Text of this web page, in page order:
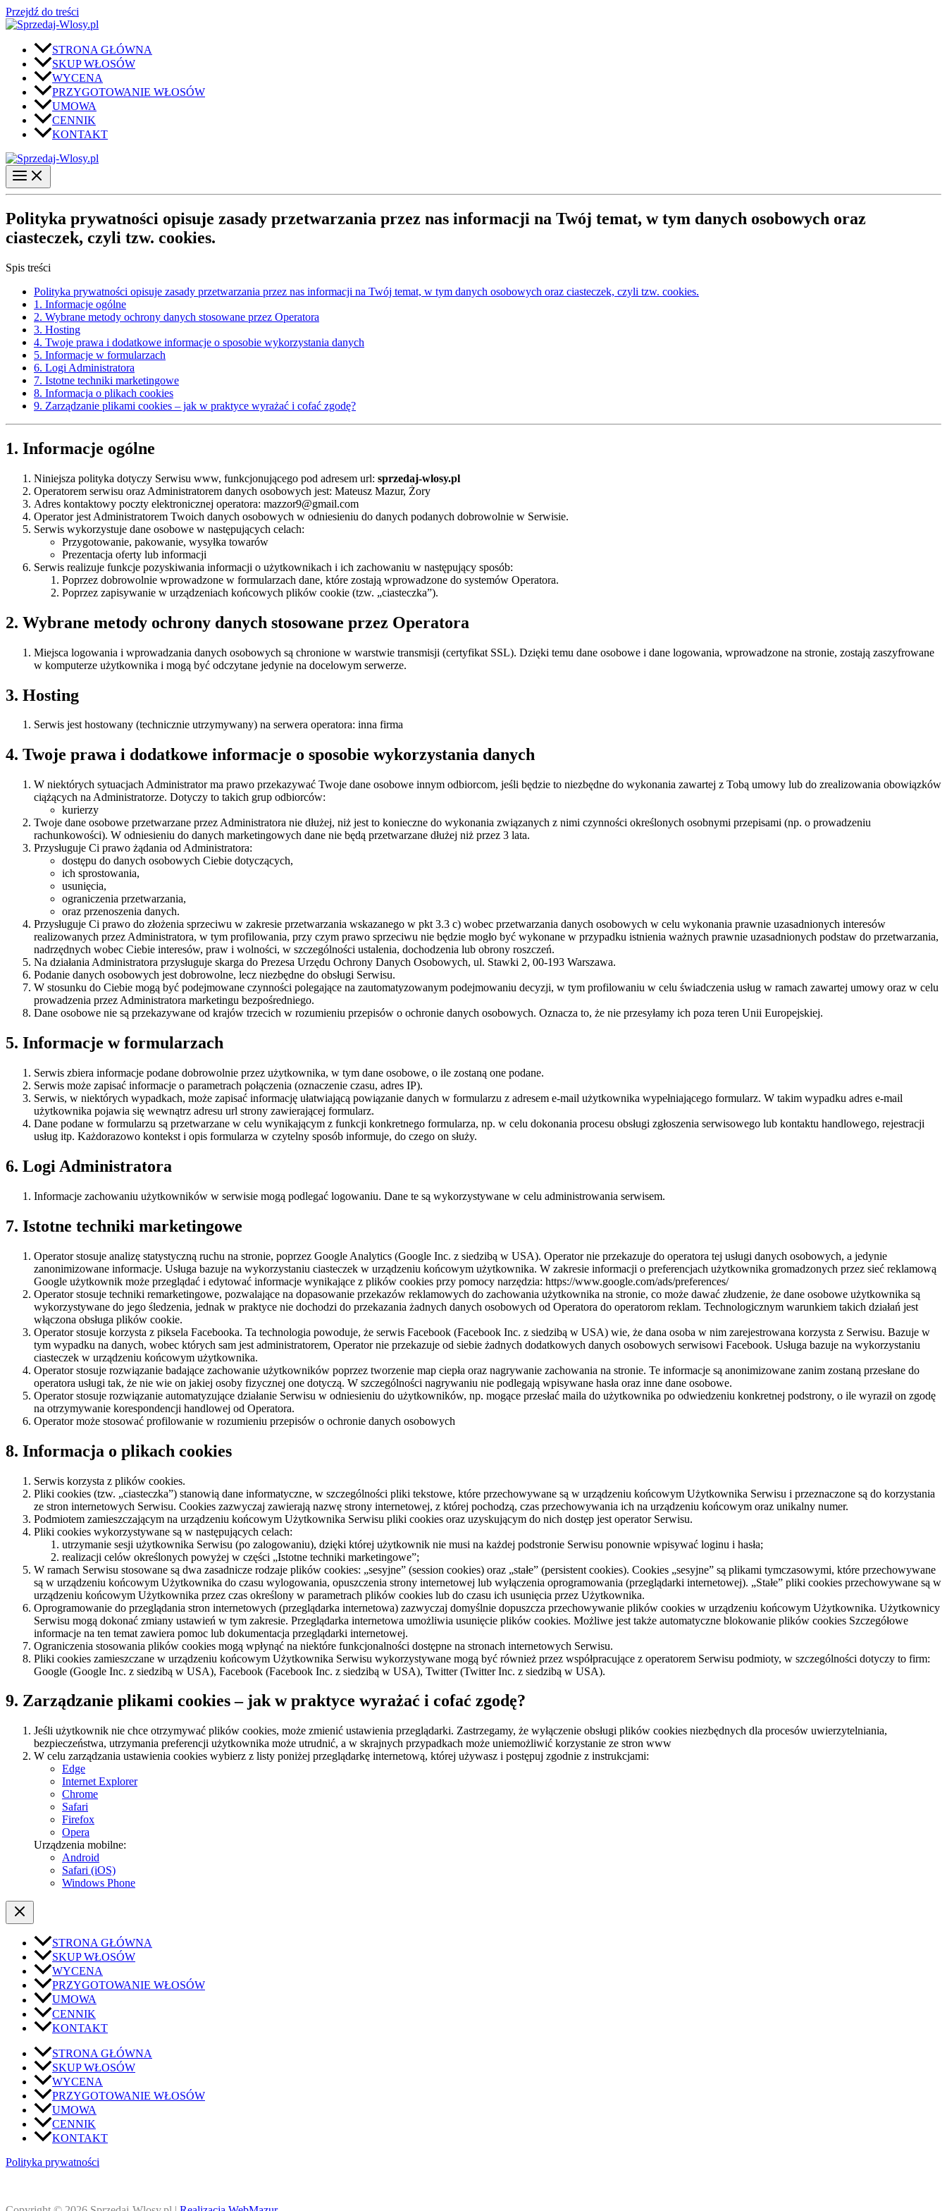
Przejdź do treści
STRONA GŁÓWNA
SKUP WŁOSÓW
WYCENA
PRZYGOTOWANIE WŁOSÓW
UMOWA
CENNIK
KONTAKT
Polityka prywatności opisuje zasady przetwarzania przez nas informacji na Twój temat, w tym danych osobowych oraz
ciasteczek, czyli tzw. cookies.
Spis treści
Polityka prywatności opisuje zasady przetwarzania przez nas informacji na Twój temat, w tym danych osobowych oraz ciasteczek, czyli tzw. cookies.
1. Informacje ogólne
2. Wybrane metody ochrony danych stosowane przez Operatora
3. Hosting
4. Twoje prawa i dodatkowe informacje o sposobie wykorzystania danych
5. Informacje w formularzach
6. Logi Administratora
7. Istotne techniki marketingowe
8. Informacja o plikach cookies
9. Zarządzanie plikami cookies – jak w praktyce wyrażać i cofać zgodę?
1. Informacje ogólne
Niniejsza polityka dotyczy Serwisu www, funkcjonującego pod adresem url: sprzedaj-wlosy.pl
Operatorem serwisu oraz Administratorem danych osobowych jest: Mateusz Mazur, Żory
Adres kontaktowy poczty elektronicznej operatora: mazzor9@gmail.com
Operator jest Administratorem Twoich danych osobowych w odniesieniu do danych podanych dobrowolnie w Serwisie.
Serwis wykorzystuje dane osobowe w następujących celach:
Przygotowanie, pakowanie, wysyłka towarów
Prezentacja oferty lub informacji
Serwis realizuje funkcje pozyskiwania informacji o użytkownikach i ich zachowaniu w następujący sposób:
Poprzez dobrowolnie wprowadzone w formularzach dane, które zostają wprowadzone do systemów Operatora.
Poprzez zapisywanie w urządzeniach końcowych plików cookie (tzw. „ciasteczka”).
2. Wybrane metody ochrony danych stosowane przez Operatora
Miejsca logowania i wprowadzania danych osobowych są chronione w warstwie transmisji (certyfikat SSL). Dzięki temu dane osobowe i dane logowania, wprowadzone na stronie, zostają zaszyfrowane
w komputerze użytkownika i mogą być odczytane jedynie na docelowym serwerze.
3. Hosting
Serwis jest hostowany (technicznie utrzymywany) na serwera operatora: inna firma
4. Twoje prawa i dodatkowe informacje o sposobie wykorzystania danych
W niektórych sytuacjach Administrator ma prawo przekazywać Twoje dane osobowe innym odbiorcom, jeśli będzie to niezbędne do wykonania zawartej z Tobą umowy lub do zrealizowania obowiązków
ciążących na Administratorze. Dotyczy to takich grup odbiorców:
kurierzy
Twoje dane osobowe przetwarzane przez Administratora nie dłużej, niż jest to konieczne do wykonania związanych z nimi czynności określonych osobnymi przepisami (np. o prowadzeniu
rachunkowości). W odniesieniu do danych marketingowych dane nie będą przetwarzane dłużej niż przez 3 lata.
Przysługuje Ci prawo żądania od Administratora:
dostępu do danych osobowych Ciebie dotyczących,
ich sprostowania,
usunięcia,
ograniczenia przetwarzania,
oraz przenoszenia danych.
Przysługuje Ci prawo do złożenia sprzeciwu w zakresie przetwarzania wskazanego w pkt 3.3 c) wobec przetwarzania danych osobowych w celu wykonania prawnie uzasadnionych interesów
realizowanych przez Administratora, w tym profilowania, przy czym prawo sprzeciwu nie będzie mogło być wykonane w przypadku istnienia ważnych prawnie uzasadnionych podstaw do przetwarzania,
nadrzędnych wobec Ciebie interesów, praw i wolności, w szczególności ustalenia, dochodzenia lub obrony roszczeń.
Na działania Administratora przysługuje skarga do Prezesa Urzędu Ochrony Danych Osobowych, ul. Stawki 2, 00-193 Warszawa.
Podanie danych osobowych jest dobrowolne, lecz niezbędne do obsługi Serwisu.
W stosunku do Ciebie mogą być podejmowane czynności polegające na zautomatyzowanym podejmowaniu decyzji, w tym profilowaniu w celu świadczenia usług w ramach zawartej umowy oraz w celu
prowadzenia przez Administratora marketingu bezpośredniego.
Dane osobowe nie są przekazywane od krajów trzecich w rozumieniu przepisów o ochronie danych osobowych. Oznacza to, że nie przesyłamy ich poza teren Unii Europejskiej.
5. Informacje w formularzach
Serwis zbiera informacje podane dobrowolnie przez użytkownika, w tym dane osobowe, o ile zostaną one podane.
Serwis może zapisać informacje o parametrach połączenia (oznaczenie czasu, adres IP).
Serwis, w niektórych wypadkach, może zapisać informację ułatwiającą powiązanie danych w formularzu z adresem e-mail użytkownika wypełniającego formularz. W takim wypadku adres e-mail
użytkownika pojawia się wewnątrz adresu url strony zawierającej formularz.
Dane podane w formularzu są przetwarzane w celu wynikającym z funkcji konkretnego formularza, np. w celu dokonania procesu obsługi zgłoszenia serwisowego lub kontaktu handlowego, rejestracji
usług itp. Każdorazowo kontekst i opis formularza w czytelny sposób informuje, do czego on służy.
6. Logi Administratora
Informacje zachowaniu użytkowników w serwisie mogą podlegać logowaniu. Dane te są wykorzystywane w celu administrowania serwisem.
7. Istotne techniki marketingowe
Operator stosuje analizę statystyczną ruchu na stronie, poprzez Google Analytics (Google Inc. z siedzibą w USA). Operator nie przekazuje do operatora tej usługi danych osobowych, a jedynie
zanonimizowane informacje. Usługa bazuje na wykorzystaniu ciasteczek w urządzeniu końcowym użytkownika. W zakresie informacji o preferencjach użytkownika gromadzonych przez sieć reklamową
Google użytkownik może przeglądać i edytować informacje wynikające z plików cookies przy pomocy narzędzia: https://www.google.com/ads/preferences/
Operator stosuje techniki remarketingowe, pozwalające na dopasowanie przekazów reklamowych do zachowania użytkownika na stronie, co może dawać złudzenie, że dane osobowe użytkownika są
wykorzystywane do jego śledzenia, jednak w praktyce nie dochodzi do przekazania żadnych danych osobowych od Operatora do operatorom reklam. Technologicznym warunkiem takich działań jest
włączona obsługa plików cookie.
Operator stosuje korzysta z piksela Facebooka. Ta technologia powoduje, że serwis Facebook (Facebook Inc. z siedzibą w USA) wie, że dana osoba w nim zarejestrowana korzysta z Serwisu. Bazuje w
tym wypadku na danych, wobec których sam jest administratorem, Operator nie przekazuje od siebie żadnych dodatkowych danych osobowych serwisowi Facebook. Usługa bazuje na wykorzystaniu
ciasteczek w urządzeniu końcowym użytkownika.
Operator stosuje rozwiązanie badające zachowanie użytkowników poprzez tworzenie map ciepła oraz nagrywanie zachowania na stronie. Te informacje są anonimizowane zanim zostaną przesłane do
operatora usługi tak, że nie wie on jakiej osoby fizycznej one dotyczą. W szczególności nagrywaniu nie podlegają wpisywane hasła oraz inne dane osobowe.
Operator stosuje rozwiązanie automatyzujące działanie Serwisu w odniesieniu do użytkowników, np. mogące przesłać maila do użytkownika po odwiedzeniu konkretnej podstrony, o ile wyraził on zgodę
na otrzymywanie korespondencji handlowej od Operatora.
Operator może stosować profilowanie w rozumieniu przepisów o ochronie danych osobowych
8. Informacja o plikach cookies
Serwis korzysta z plików cookies.
Pliki cookies (tzw. „ciasteczka”) stanowią dane informatyczne, w szczególności pliki tekstowe, które przechowywane są w urządzeniu końcowym Użytkownika Serwisu i przeznaczone są do korzystania
ze stron internetowych Serwisu. Cookies zazwyczaj zawierają nazwę strony internetowej, z której pochodzą, czas przechowywania ich na urządzeniu końcowym oraz unikalny numer.
Podmiotem zamieszczającym na urządzeniu końcowym Użytkownika Serwisu pliki cookies oraz uzyskującym do nich dostęp jest operator Serwisu.
Pliki cookies wykorzystywane są w następujących celach:
utrzymanie sesji użytkownika Serwisu (po zalogowaniu), dzięki której użytkownik nie musi na każdej podstronie Serwisu ponownie wpisywać loginu i hasła;
realizacji celów określonych powyżej w części „Istotne techniki marketingowe”;
W ramach Serwisu stosowane są dwa zasadnicze rodzaje plików cookies: „sesyjne” (session cookies) oraz „stałe” (persistent cookies). Cookies „sesyjne” są plikami tymczasowymi, które przechowywane
są w urządzeniu końcowym Użytkownika do czasu wylogowania, opuszczenia strony internetowej lub wyłączenia oprogramowania (przeglądarki internetowej). „Stałe” pliki cookies przechowywane są w
urządzeniu końcowym Użytkownika przez czas określony w parametrach plików cookies lub do czasu ich usunięcia przez Użytkownika.
Oprogramowanie do przeglądania stron internetowych (przeglądarka internetowa) zazwyczaj domyślnie dopuszcza przechowywanie plików cookies w urządzeniu końcowym Użytkownika. Użytkownicy
Serwisu mogą dokonać zmiany ustawień w tym zakresie. Przeglądarka internetowa umożliwia usunięcie plików cookies. Możliwe jest także automatyczne blokowanie plików cookies Szczegółowe
informacje na ten temat zawiera pomoc lub dokumentacja przeglądarki internetowej.
Ograniczenia stosowania plików cookies mogą wpłynąć na niektóre funkcjonalności dostępne na stronach internetowych Serwisu.
Pliki cookies zamieszczane w urządzeniu końcowym Użytkownika Serwisu wykorzystywane mogą być również przez współpracujące z operatorem Serwisu podmioty, w szczególności dotyczy to firm:
Google (Google Inc. z siedzibą w USA), Facebook (Facebook Inc. z siedzibą w USA), Twitter (Twitter Inc. z siedzibą w USA).
9. Zarządzanie plikami cookies – jak w praktyce wyrażać i cofać zgodę?
Jeśli użytkownik nie chce otrzymywać plików cookies, może zmienić ustawienia przeglądarki. Zastrzegamy, że wyłączenie obsługi plików cookies niezbędnych dla procesów uwierzytelniania,
bezpieczeństwa, utrzymania preferencji użytkownika może utrudnić, a w skrajnych przypadkach może uniemożliwić korzystanie ze stron www
W celu zarządzania ustawienia cookies wybierz z listy poniżej przeglądarkę internetową, której używasz i postępuj zgodnie z instrukcjami:
Edge
Internet Explorer
Chrome
Safari
Firefox
Opera
Urządzenia mobilne:
Android
Safari (iOS)
Windows Phone
STRONA GŁÓWNA
SKUP WŁOSÓW
WYCENA
PRZYGOTOWANIE WŁOSÓW
UMOWA
CENNIK
KONTAKT
STRONA GŁÓWNA
SKUP WŁOSÓW
WYCENA
PRZYGOTOWANIE WŁOSÓW
UMOWA
CENNIK
KONTAKT
Polityka prywatności